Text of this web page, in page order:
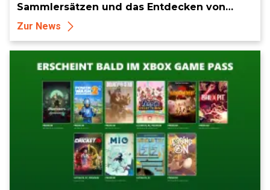
Sammlersätzen und das Entdecken von
Sammlerstücken, in Telegramm-Missionen
Zur News